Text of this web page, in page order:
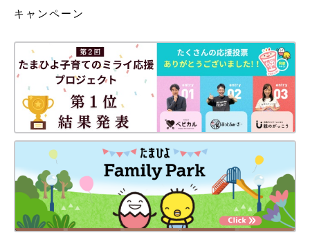
文房具（おりがみ、ノート10冊セット、らくがき帳な
コストコは学校で使うような文房具もとても安い！どれも大容量
ですが、あっという間に使ってしまいます。特に子どもは、早め
に言ってくれればいいのに、明日も使うノートを「ノート使い終
わった！」と、突然言い出すこともしばしば…。だから、コスト
コの文房具を買い置きしておくと安心です。
無印良品の化粧品、「これでこの価格は
すごい！」「本当におすすめ」プロも太
鼓判の６選
雑誌やSNSで話題の無印良品のスキンケアシリ
ーズ。「たまひよ」アプリユーザーにリピ買い
している無印のスキンケア商品をアンケートす
るとともに、ヘア・メイクアップアーティスト
キャンペーン